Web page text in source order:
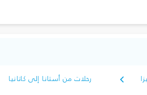
رحلات من أستانا إلى كاتانيا